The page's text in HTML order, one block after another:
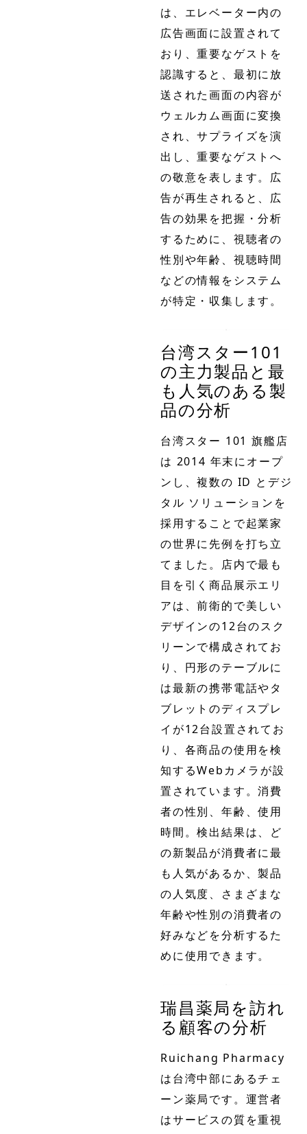
は、エレベーター内の
広告画面に設置されて
おり、重要なゲストを
認識すると、最初に放
送された画面の内容が
ウェルカム画面に変換
され、サプライズを演
出し、重要なゲストへ
の敬意を表します。広
告が再生されると、広
告の効果を把握・分析
するために、視聴者の
性別や年齢、視聴時間
などの情報をシステム
が特定・収集します。
台湾スター101
の主力製品と最
も人気のある製
品の分析
台湾スター 101 旗艦店
は 2014 年末にオープ
ンし、複数の ID とデジ
タル ソリューションを
採用することで起業家
の世界に先例を打ち立
てました。店内で最も
目を引く商品展示エリ
アは、前衛的で美しい
デザインの12台のスク
リーンで構成されてお
り、円形のテーブルに
は最新の携帯電話やタ
ブレットのディスプレ
イが12台設置されてお
り、各商品の使用を検
知するWebカメラが設
置されています。消費
者の性別、年齢、使用
時間。検出結果は、ど
の新製品が消費者に最
も人気があるか、製品
の人気度、さまざまな
年齢や性別の消費者の
好みなどを分析するた
めに使用できます。
瑞昌薬局を訪れ
る顧客の分析
Ruichang Pharmacy
は台湾中部にあるチェ
ーン薬局です。運営者
はサービスの質を重視